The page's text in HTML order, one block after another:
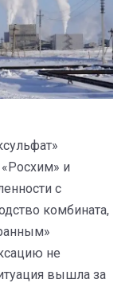
и
с
комбината,
не
вышла за